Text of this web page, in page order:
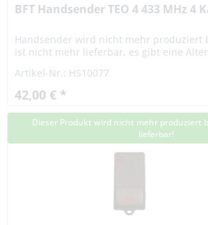
BFT Handsender TEO 4 433 MHz 4
Handsender wird nicht mehr produziert
ist nicht mehr lieferbar, es gibt eine
Artikel-Nr.: HS10077
42,00 € *
Dieser Produkt wird nicht mehr produziert
lieferbar!